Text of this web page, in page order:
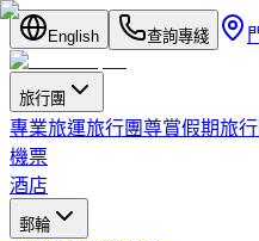
English 查詢專綫
旅行團
專業旅運旅行團尊賞假期旅行
機票
酒店
郵輪